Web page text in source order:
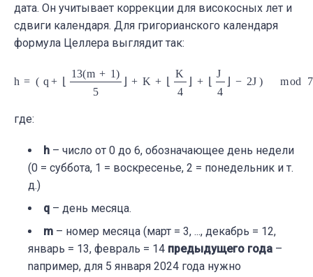
дата. Он учитывает коррекции для високосных лет и
сдвиги календаря. Для григорианского календаря
формула Целлера выглядит так:
где:
h – число от 0 до 6, обозначающее день недели
(0 = суббота, 1 = воскресенье, 2 = понедельник и т.
д.)
q – день месяца.
m – номер месяца (март = 3, ..., декабрь = 12,
январь = 13, февраль = 14 предыдущего года –
nапример, для 5 января 2024 года нужно